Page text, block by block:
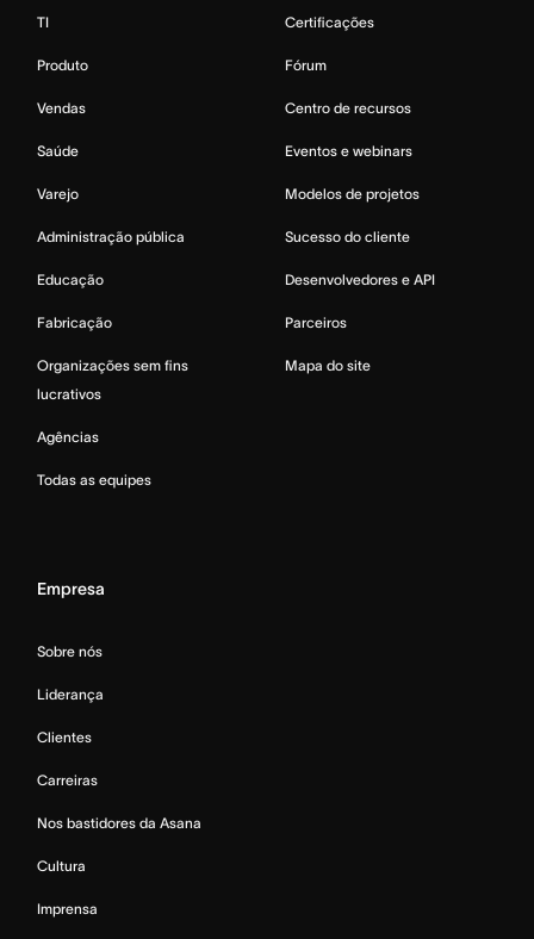
TI
Produto
Vendas
Saúde
Varejo
Administração pública
Educação
Fabricação
Organizações sem fins
lucrativos
Agências
Todas as equipes
Certificações
Fórum
Centro de recursos
Eventos e webinars
Modelos de projetos
Sucesso do cliente
Desenvolvedores e API
Parceiros
Mapa do site
Empresa
Sobre nós
Liderança
Clientes
Carreiras
Nos bastidores da Asana
Cultura
Imprensa